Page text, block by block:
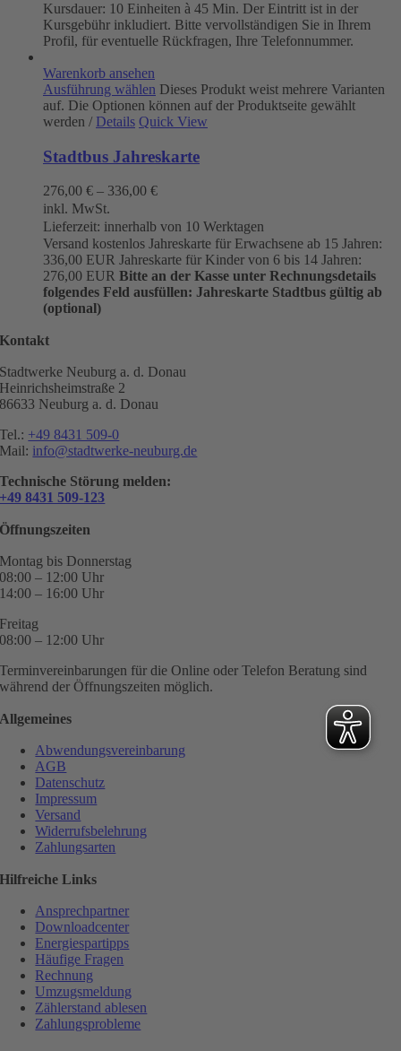
Kursdauer: 10 Einheiten à 45 Min. Der Eintritt ist in der
Kursgebühr inkludiert. Bitte vervollständigen Sie in Ihrem
Profil, für eventuelle Rückfragen, Ihre Telefonnummer.
Warenkorb ansehen
Ausführung wählen Dieses Produkt weist mehrere Varianten
auf. Die Optionen können auf der Produktseite gewählt
werden / Details Quick View
Stadtbus Jahreskarte
276,00 € – 336,00 €
inkl. MwSt.
Lieferzeit: innerhalb von 10 Werktagen
Versand kostenlos Jahreskarte für Erwachsene ab 15 Jahren:
336,00 EUR Jahreskarte für Kinder von 6 bis 14 Jahren:
276,00 EUR Bitte an der Kasse unter Rechnungsdetails
folgendes Feld ausfüllen: Jahreskarte Stadtbus gültig ab
(optional)
Kontakt
Stadtwerke Neuburg a. d. Donau
Heinrichsheimstraße 2
86633 Neuburg a. d. Donau
Tel.: +49 8431 509-0
Mail: info@stadtwerke-neuburg.de
Technische Störung melden:
+49 8431 509-123
Öffnungszeiten
Montag bis Donnerstag
08:00 – 12:00 Uhr
14:00 – 16:00 Uhr
Freitag
08:00 – 12:00 Uhr
Terminvereinbarungen für die Online oder Telefon Beratung sind
während der Öffnungszeiten möglich.
Allgemeines
Abwendungsvereinbarung
AGB
Datenschutz
Impressum
Versand
Widerrufsbelehrung
Zahlungsarten
Hilfreiche Links
Ansprechpartner
Downloadcenter
Energiespartipps
Häufige Fragen
Rechnung
Umzugsmeldung
Zählerstand ablesen
Zahlungsprobleme